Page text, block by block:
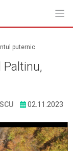
puternic
02.11.2023